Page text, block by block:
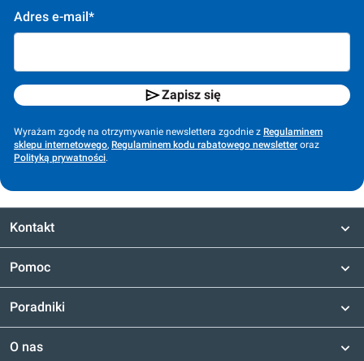
Adres e-mail*
Zapisz się
Wyrażam zgodę na otrzymywanie newslettera zgodnie z Regulaminem
sklepu internetowego, Regulaminem kodu rabatowego newsletter oraz
Polityką prywatności.
Kontakt
Pomoc
Poradniki
O nas